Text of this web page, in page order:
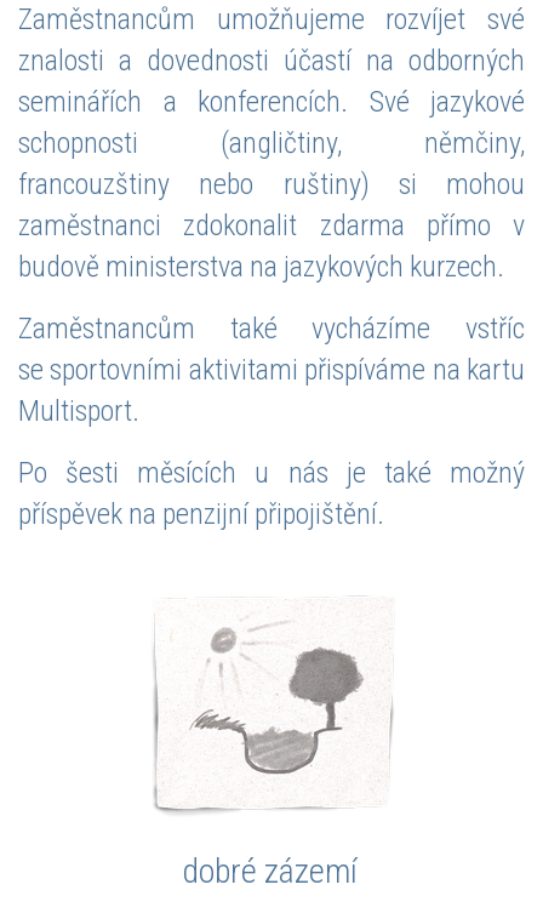
Zaměstnancům umožňujeme rozvíjet své
znalosti a dovednosti účastí na odborných
seminářích a konferencích. Své jazykové
schopnosti (angličtiny, němčiny,
francouzštiny nebo ruštiny) si mohou
zaměstnanci zdokonalit zdarma přímo v
budově ministerstva na jazykových kurzech.
Zaměstnancům také vycházíme vstříc
se sportovními aktivitami přispíváme na kartu
Multisport.
Po šesti měsících u nás je také možný
příspěvek na penzijní připojištění.
dobré zázemí